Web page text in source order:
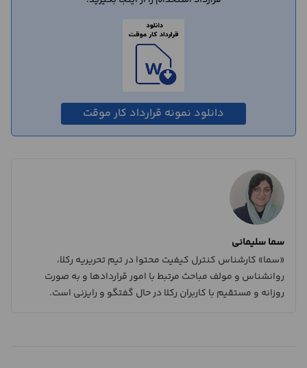
دانلود نمونه قرارداد کار موقت
سما سلیمانی
«سما» کارشناس کنترل کیفیت محتوا در تیم تحریریه رکلا،
روانشناس و مولف مباحث مرتبط با امور قراردادها و به صورت
روزانه و مستقیم با کاربران رکلا در حال گفتگو و رایزنی است.